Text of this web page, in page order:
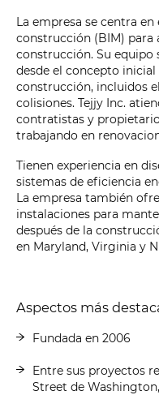
La empresa se centra
construcción (BIM) para
construcción. Su equipo
desde el concepto
construcción, incluidos
colisiones. Tejjy Inc.
contratistas y
trabajando en
Tienen experiencia en
sistemas de eficiencia
La empresa también
instalaciones para
después de la
en Maryland, Virginia y
Aspectos más
Fundada en 2006
Entre sus proyectos
Street de